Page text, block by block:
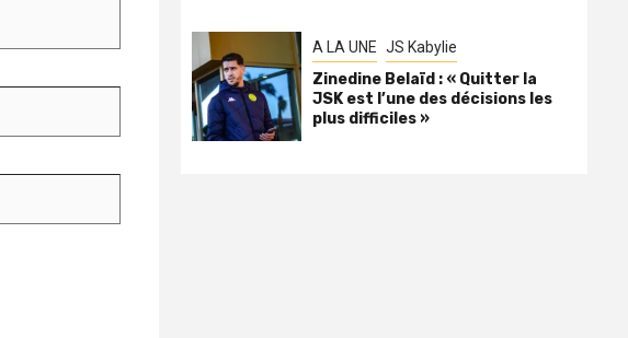
A LA UNE JS Kabylie
Zinedine Belaïd : « Quitter la
JSK est l’une des décisions les
plus difficiles »